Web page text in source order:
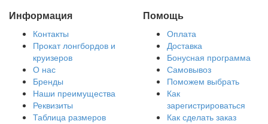
Информация
Контакты
Прокат лонгбордов и
круизеров
О нас
Бренды
Наши преимущества
Реквизиты
Таблица размеров
Помощь
Оплата
Доставка
Бонусная программа
Самовывоз
Поможем выбрать
Как
зарегистрироваться
Как сделать заказ